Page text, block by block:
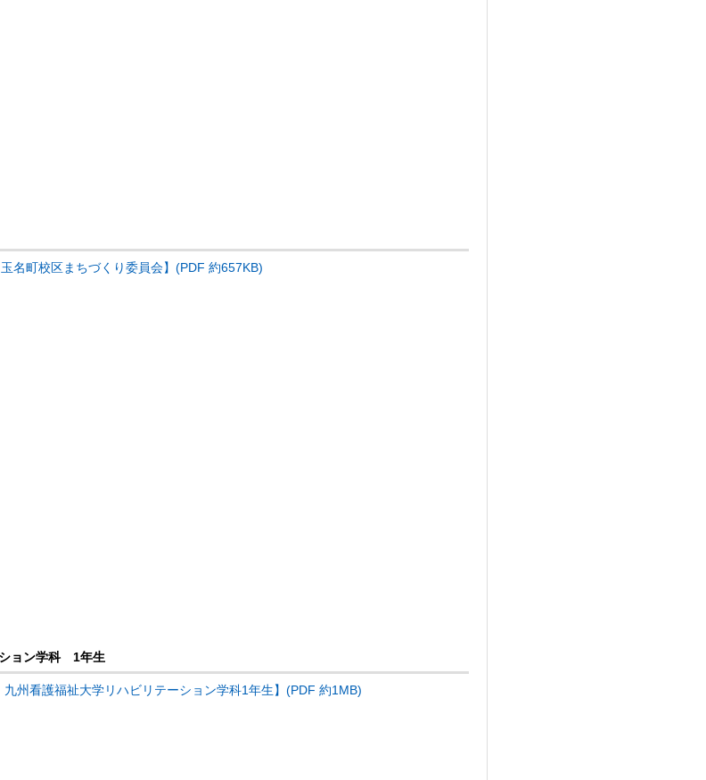
名町校区まちづくり委員会】(PDF 約657KB)
ョン学科 1年生
看護福祉大学リハビリテーション学科1年生】(PDF 約1MB)